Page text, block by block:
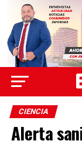
CIENCIA
Alerta